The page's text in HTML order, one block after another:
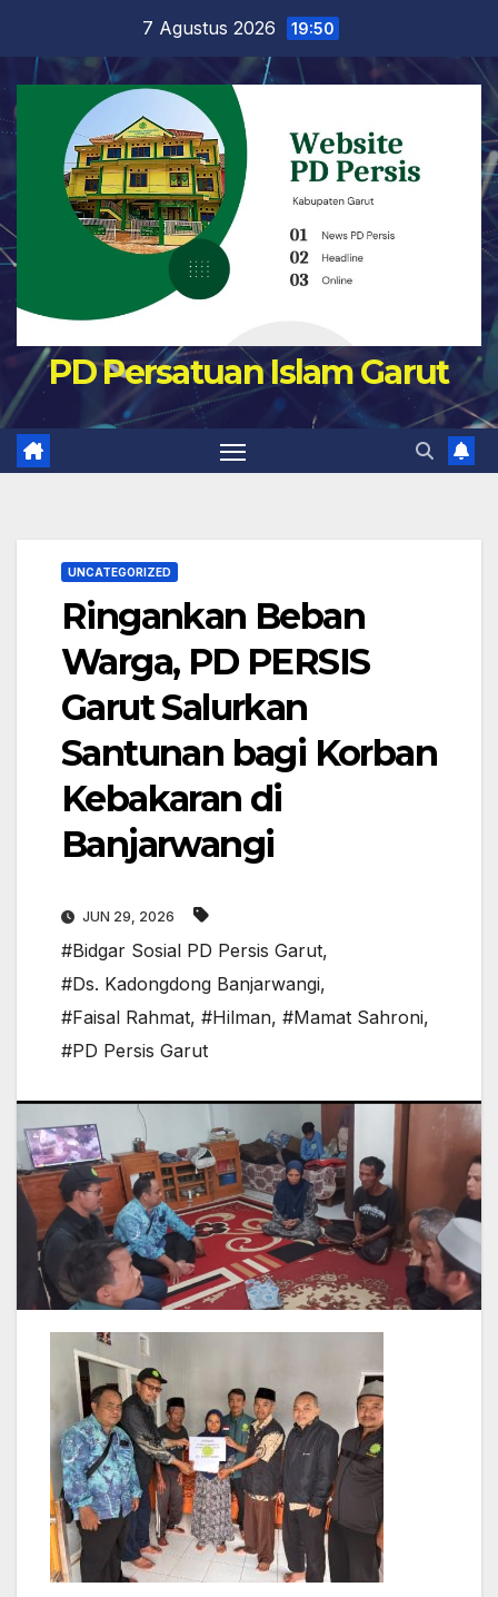
content
7 Agustus 2026 19:50
PD Persatuan Islam Garut
UNCATEGORIZED
Ringankan Beban
Warga, PD PERSIS
Garut Salurkan
Santunan bagi Korban
Kebakaran di
Banjarwangi
JUN 29, 2026
#Bidgar Sosial PD Persis Garut,
#Ds. Kadongdong Banjarwangi,
#Faisal Rahmat, #Hilman, #Mamat Sahroni,
#PD Persis Garut